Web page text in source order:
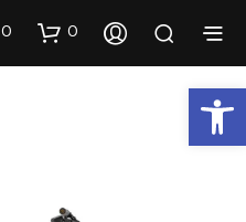
Abrir barra de herramientas
0 0